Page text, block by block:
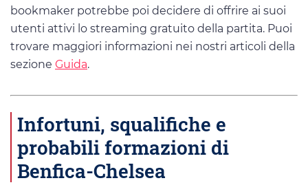
bookmaker potrebbe poi decidere di offrire ai suoi
utenti attivi lo streaming gratuito della partita. Puoi
trovare maggiori informazioni nei nostri articoli della
sezione Guida.
Infortuni, squalifiche e
probabili formazioni di
Benfica-Chelsea